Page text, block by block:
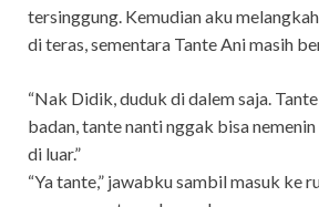
tersinggung. Kemudian aku
di teras, sementara Tante Ani masih
“Nak Didik, duduk di dalem saja.
badan, tante nanti nggak bisa
di luar.”
“Ya tante,” jawabku sambil masuk ke